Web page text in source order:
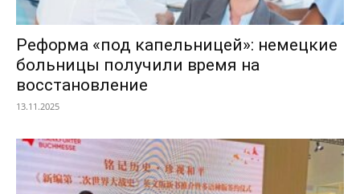
Реформа «под капельницей»: немецкие
больницы получили время на
восстановление
13.11.2025